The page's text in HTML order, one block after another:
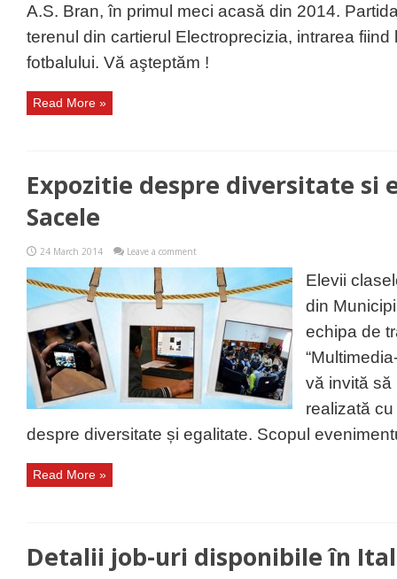
A.S. Bran, în primul meci acasă din 2014.
terenul din cartierul Electroprecizia, intrarea fiind
fotbalului. Vă aşteptăm !
Read More »
Expozitie despre diversitate si
Sacele
24 March 2014 Leave a comment
Elevii
din
echipa de
vă invită să
realizată
despre diversitate și egalitate. Scopul
Read More »
Detalii job-uri disponibile în